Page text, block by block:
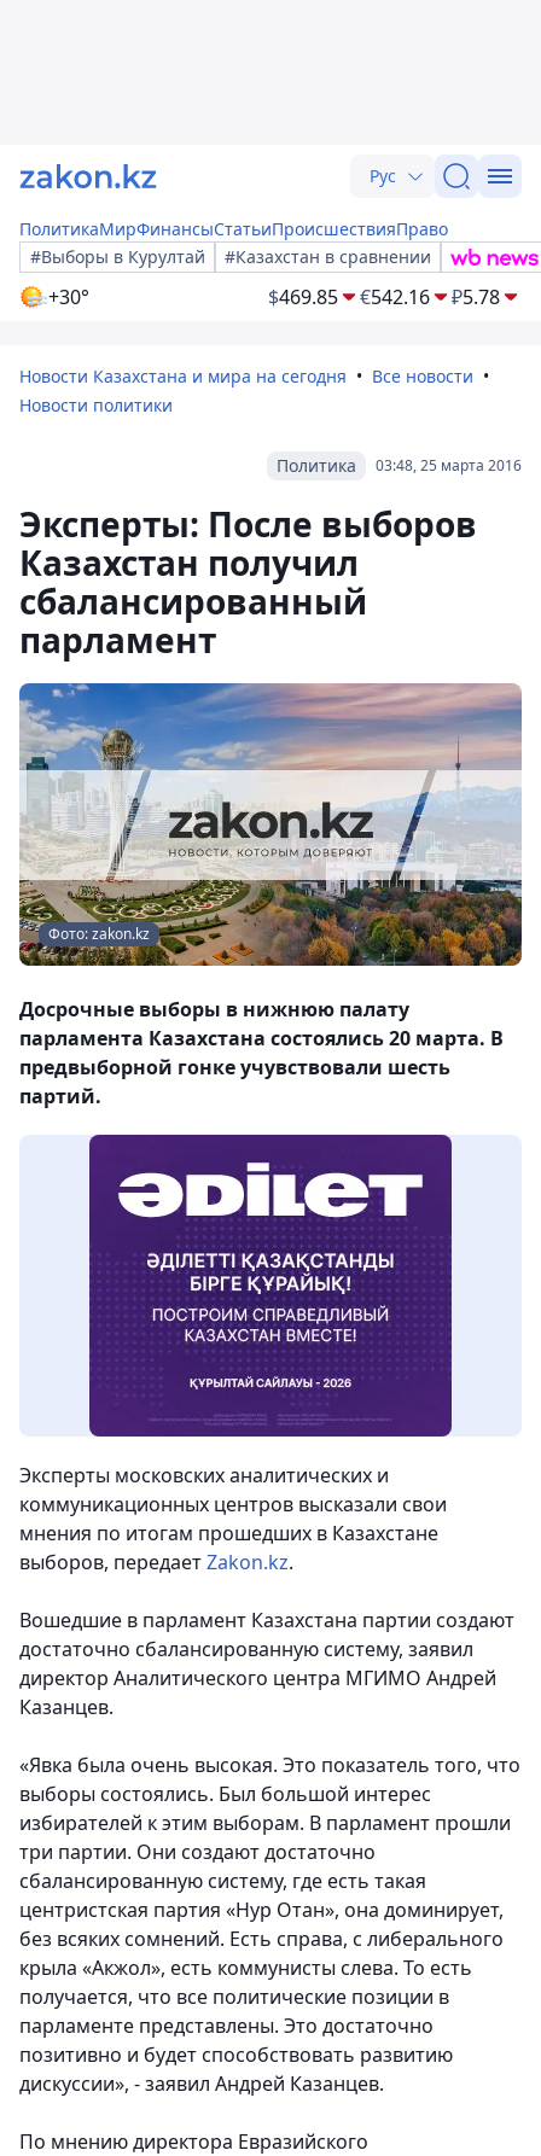
Рус
ПолитикаМирФинансыСтатьиПроисшествияПраво
#Выборы в Курултай
#Казахстан в сравнении
+30° $469.85 €542.16 ₽5.78
Новости Казахстана и мира на сегодня
Все новости
Новости политики
03:48, 25 марта 2016
Политика
Эксперты: После выборов
Казахстан получил
сбалансированный
парламент
Фото: zakon.kz
Досрочные выборы в нижнюю палату
парламента Казахстана состоялись 20 марта. В
предвыборной гонке учувствовали шесть
партий.
Эксперты московских аналитических и
коммуникационных центров высказали свои
мнения по итогам прошедших в Казахстане
выборов, передаетZakon.kz.
Вошедшие в парламент Казахстана партии создают
достаточно сбалансированную систему, заявил
директор Аналитического центра МГИМО Андрей
Казанцев.
«Явка была очень высокая. Это показатель того, что
выборы состоялись. Был большой интерес
избирателей к этим выборам. В парламент прошли
три партии. Они создают достаточно
сбалансированную систему, где есть такая
центристская партия «Нур Отан», она доминирует,
без всяких сомнений. Есть справа, с либерального
крыла «Акжол», есть коммунисты слева. То есть
получается, что все политические позиции в
парламенте представлены. Это достаточно
позитивно и будет способствовать развитию
дискуссии», - заявил Андрей Казанцев.
По мнению директора Евразийского